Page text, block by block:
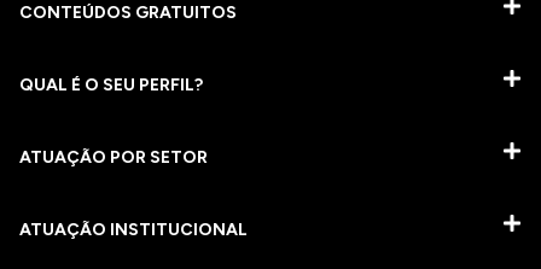
CONTEÚDOS GRATUITOS
QUAL É O SEU PERFIL?
ATUAÇÃO POR SETOR
ATUAÇÃO INSTITUCIONAL